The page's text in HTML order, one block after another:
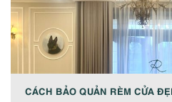
CÁCH BẢO QUẢN RÈM CỬA